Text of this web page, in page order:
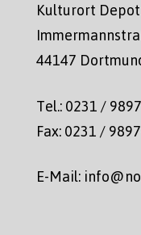
Kulturort Depot
44147
Tel.: 0231 /
Fax: 0231 /
E-Mail: